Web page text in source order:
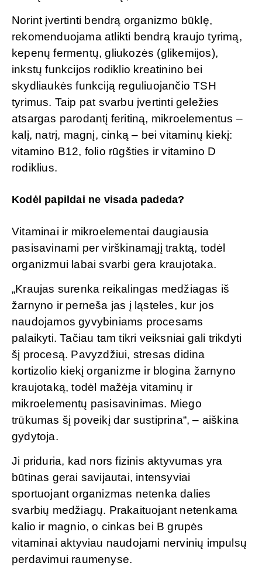
Norint įvertinti bendrą organizmo būklę,
rekomenduojama atlikti bendrą kraujo tyrimą,
kepenų fermentų, gliukozės (glikemijos),
inkstų funkcijos rodiklio kreatinino bei
skydliaukės funkciją reguliuojančio TSH
tyrimus. Taip pat svarbu įvertinti geležies
atsargas parodantį feritiną, mikroelementus –
kalį, natrį, magnį, cinką – bei vitaminų kiekį:
vitamino B12, folio rūgšties ir vitamino D
rodiklius.
Kodėl papildai ne visada padeda?
Vitaminai ir mikroelementai daugiausia
pasisavinami per virškinamąjį traktą, todėl
organizmui labai svarbi gera kraujotaka.
„Kraujas surenka reikalingas medžiagas iš
žarnyno ir perneša jas į ląsteles, kur jos
naudojamos gyvybiniams procesams
palaikyti. Tačiau tam tikri veiksniai gali trikdyti
šį procesą. Pavyzdžiui, stresas didina
kortizolio kiekį organizme ir blogina žarnyno
kraujotaką, todėl mažėja vitaminų ir
mikroelementų pasisavinimas. Miego
trūkumas šį poveikį dar sustiprina“, – aiškina
gydytoja.
Ji priduria, kad nors fizinis aktyvumas yra
būtinas gerai savijautai, intensyviai
sportuojant organizmas netenka dalies
svarbių medžiagų. Prakaituojant netenkama
kalio ir magnio, o cinkas bei B grupės
vitaminai aktyviau naudojami nervinių impulsų
perdavimui raumenyse.